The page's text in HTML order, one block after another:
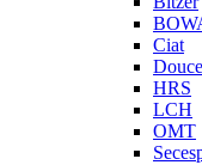
Ciat
HRS
LCH
OMT